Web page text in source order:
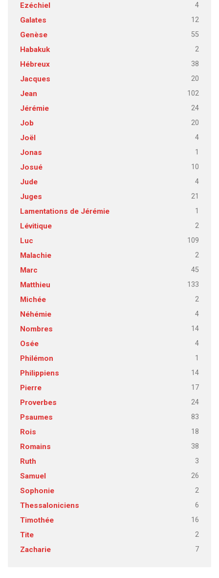
Ezéchiel 4
Galates 12
Genèse 55
Habakuk 2
Hébreux 38
Jacques 20
Jean 102
Jérémie 24
Job 20
Joël 4
Jonas 1
Josué 10
Jude 4
Juges 21
Lamentations de Jérémie 1
Lévitique 2
Luc 109
Malachie 2
Marc 45
Matthieu 133
Michée 2
Néhémie 4
Nombres 14
Osée 4
Philémon 1
Philippiens 14
Pierre 17
Proverbes 24
Psaumes 83
Rois 18
Romains 38
Ruth 3
Samuel 26
Sophonie 2
Thessaloniciens 6
Timothée 16
Tite 2
Zacharie 7